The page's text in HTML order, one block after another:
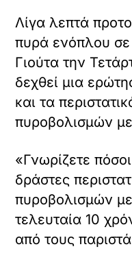
Λίγα λεπτά
πυρά ενόπλου σε
Γιούτα την
δεχθεί μια
και τα
πυροβολισμών
«Γνωρίζετε
δράστες
πυροβολισμών
τελευταία 10
από τους